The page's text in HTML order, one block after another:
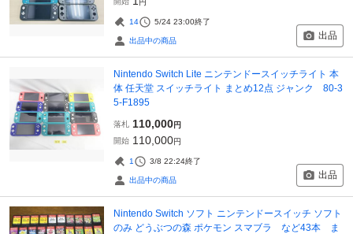
14 5/24 23:00終了
出品中の商品 出品
Nintendo Switch Lite ニンテンドースイッチライト 本
体 任天堂 スイッチライト まとめ12点 ジャンク 80-3
5-F1895
落札 110,000円
開始 110,000円
1 3/8 22:24終了
出品中の商品 出品
Nintendo Switch ソフト ニンテンドースイッチ ソフト
のみ どうぶつの森 ポケモン スマブラ など43本 ま